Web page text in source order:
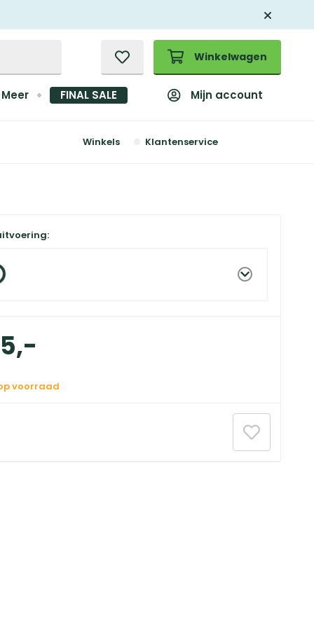
Winkelwagen
Meer FINAL SALE Mijn account
Winkels Klantenservice
,-
voorraad